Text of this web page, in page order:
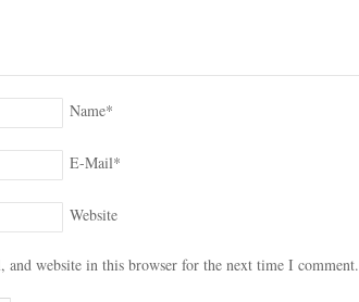
Name*
E-Mail*
Website
and website in this browser for the next time I comment.